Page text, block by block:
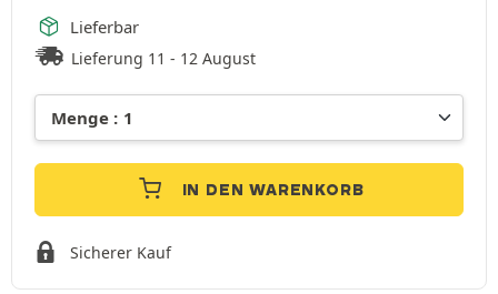
Lieferbar
Lieferung 11 - 12 August
IN DEN WARENKORB
Sicherer Kauf